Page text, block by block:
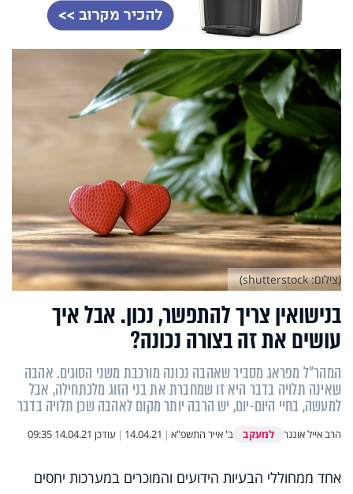
בנישואין צריך להתפשר, נכון. אבל איך
עושים את זה בצורה נכונה?
המהר"ל מפראג מסביר שאהבה נכונה מורכבת משני הסוגים. אהבה
שאינה תלויה בדבר היא זו שמחברת את בני הזוג מלכתחילה, אבל
למעשה, בחיי היום-יום, יש הרבה יותר מקום לאהבה שכן תלויה בדבר
הרב אייל אונגר למעקב ב' אייר התשפ"א |
14.04.21
| עודכן 14.04.21 09:35
(צילום: shutterstock)
אחד ממחוללי הבעיות הידועים והמוכרים במערכות יחסים